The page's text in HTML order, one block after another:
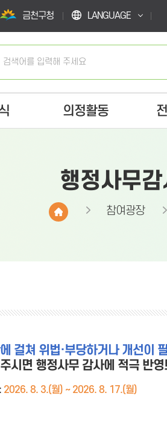
금천구청 LANGUAGE
의정활동
행정사무
참여광장
걸쳐 위법·부당하거나 개선이
시면 행정사무 감사에 적극 반
2026. 8. 3.(월) ~ 2026. 8. 17.(월)